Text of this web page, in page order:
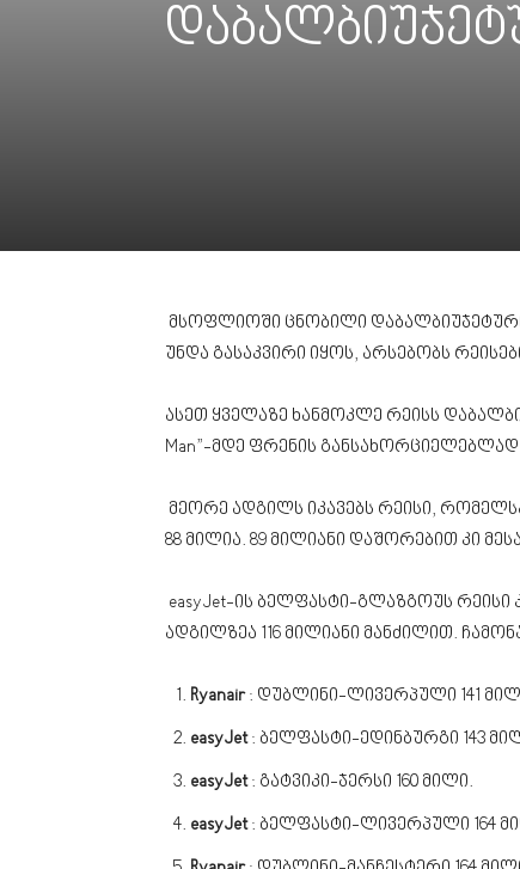
მსოფლიოში ცნობილი
უნდა გასაკვირი იყოს, არსებობს
ასეთ ყველაზე ხანმოკლე რეისს
Man”-მდე ფრენის
მეორე ადგილს იკავებს რეისი,
88 მილია. 89 მილიანი დაშორებით კი
easyJet-ის ბელფასტი-გლაზგოუს რეისი
ადგილზეა 116 მილიანი მანძილით.
Ryanair: დუბლინი-ლივერპული 141
easyJet: ბელფასტი-ედინბურგი 143
easyJet: გატვიკი-ჯერსი 160 მილი.
easyJet: ბელფასტი-ლივერპული 164